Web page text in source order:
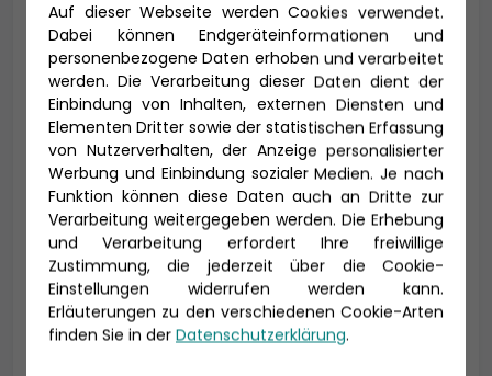
Titel
Vorname * Nachname *
E-Mail *
Auf dieser Webseite werden Cookies verwendet.
Dabei können Endgeräteinformationen und
personenbezogene Daten erhoben und verarbeitet
werden. Die Verarbeitung dieser Daten dient der
Einbindung von Inhalten, externen Diensten und
Elementen Dritter sowie der statistischen Erfassung
von Nutzerverhalten, der Anzeige personalisierter
Werbung und Einbindung sozialer Medien. Je nach
Funktion können diese Daten auch an Dritte zur
Verarbeitung weitergegeben werden. Die Erhebung
und Verarbeitung erfordert Ihre freiwillige
Zustimmung, die jederzeit über die Cookie-
Einstellungen widerrufen werden kann.
Erläuterungen zu den verschiedenen Cookie-Arten
finden Sie in der Datenschutzerklärung.